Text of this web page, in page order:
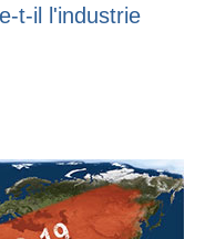
t-il l'industrie